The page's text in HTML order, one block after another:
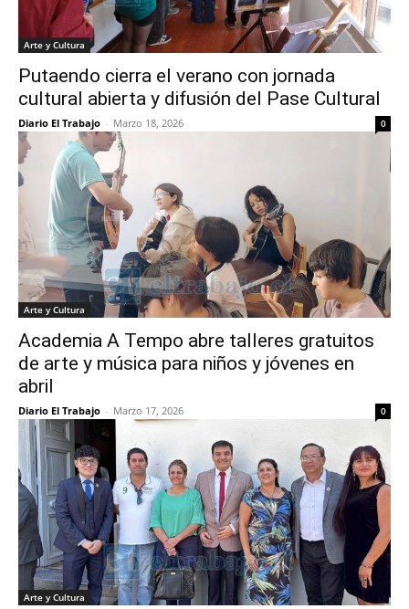
Arte y Cultura
Putaendo cierra el verano con jornada
cultural abierta y difusión del Pase Cultural
Diario El Trabajo - Marzo 18, 2026 0
Arte y Cultura
Academia A Tempo abre talleres gratuitos
de arte y música para niños y jóvenes en
abril
Diario El Trabajo - Marzo 17, 2026 0
Arte y Cultura